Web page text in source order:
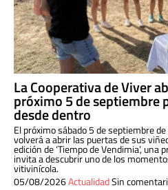
La Cooperativa de Viver
próximo 5 de septiembre
desde dentro
El próximo sábado 5 de septiembre
volverá a abrir las puertas de sus
edición de ‘Tiempo de Vendimia’,
invita a descubrir uno de los
vitivinícola.
05/08/2026ActualidadSin